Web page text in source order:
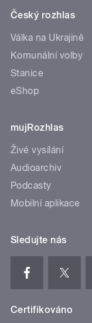
Český rozhlas
Válka na Ukrajině
Komunální volby
Stanice
eShop
mujRozhlas
Živé vysílání
Audioarchiv
Podcasty
Mobilní aplikace
Sledujte nás
Certifikováno